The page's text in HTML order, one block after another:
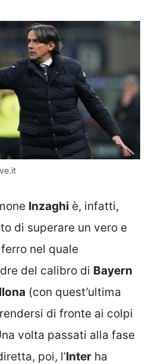
Inzaghi è, infatti,
di superare un vero e
nel quale
del calibro di Bayern
(con quest’ultima
di fronte ai colpi
volta passati alla fase
poi, l’Inter ha